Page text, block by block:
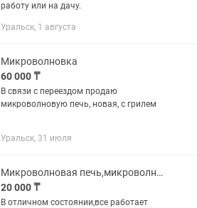
работу или на дачу.
Уральск, 1 августа
Микроволновка
60 000 ₸
В связи с переездом продаю
микроволновую печь, новая, с грилем
Уральск, 31 июля
Микроволновая печь,микроволновка,СВЧ LG
20 000 ₸
В отличном состоянии,все работает